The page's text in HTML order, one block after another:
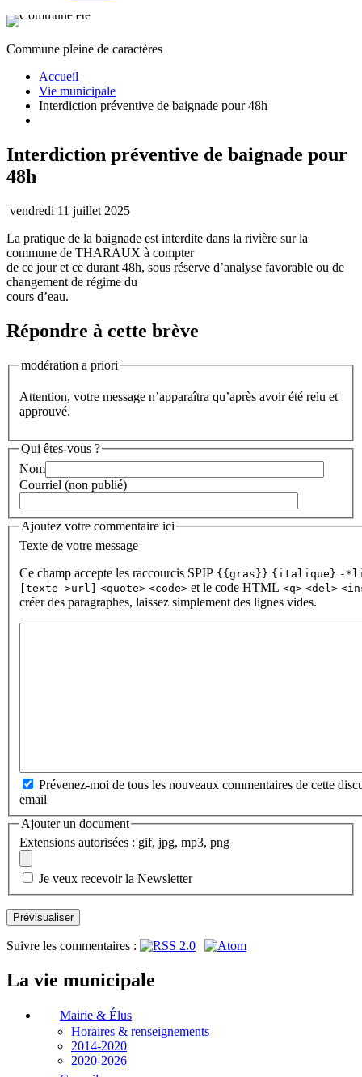
Commune pleine de caractères
Accueil
Vie municipale
Interdiction préventive de baignade pour 48h
Interdiction préventive de baignade pour
48h
vendredi 11 juillet 2025
La pratique de la baignade est interdite dans la rivière sur la
commune de THARAUX à compter
de ce jour et ce durant 48h, sous réserve d’analyse favorable ou de
changement de régime du
cours d’eau.
Répondre à cette brève
modération a priori
Attention, votre message n’apparaîtra qu’après avoir été relu et
approuvé.
Qui êtes-vous ?
Nom
Courriel (non publié)
Ajoutez votre commentaire ici
Texte de votre message
Ce champ accepte les raccourcis SPIP {{gras}} {italique} -
[texte->url] <quote> <code> et le code HTML <q> <del>
créer des paragraphes, laissez simplement des lignes vides.
Prévenez-moi de tous les nouveaux commentaires de cette
email
Ajouter un document
Extensions autorisées : gif, jpg, mp3, png
Je veux recevoir la Newsletter
Suivre les commentaires : |
La vie municipale
Mairie & Élus
Horaires & renseignements
2014-2020
2020-2026